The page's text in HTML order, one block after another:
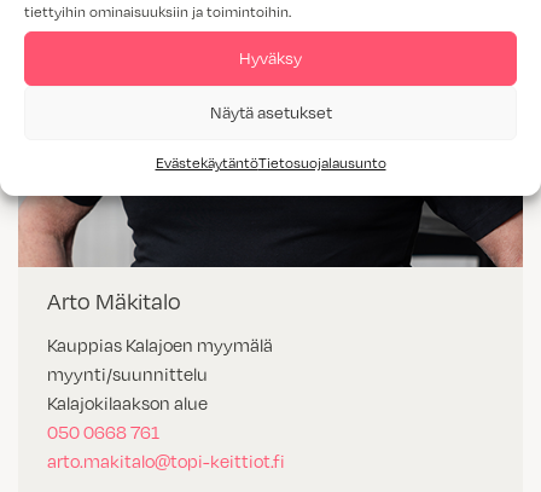
tiettyihin ominaisuuksiin ja toimintoihin.
Hyväksy
Näytä asetukset
EvästekäytäntöTietosuojalausunto
Arto Mäkitalo
Kauppias Kalajoen myymälä
myynti/suunnittelu
Kalajokilaakson alue
050 0668 761
arto.makitalo@topi-keittiot.fi